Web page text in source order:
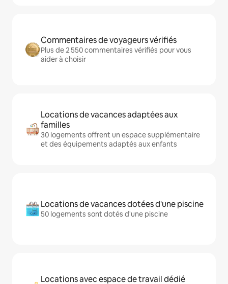
Commentaires de voyageurs vérifiés
Plus de 2 550 commentaires vérifiés pour vous
aider à choisir
Locations de vacances adaptées aux
familles
30 logements offrent un espace supplémentaire
et des équipements adaptés aux enfants
Locations de vacances dotées d'une piscine
50 logements sont dotés d'une piscine
Locations avec espace de travail dédié